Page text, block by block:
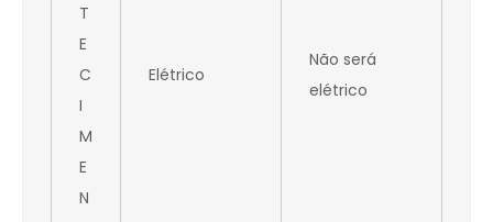
T
E
C
I
M
E
N
Elétrico
Não será
elétrico